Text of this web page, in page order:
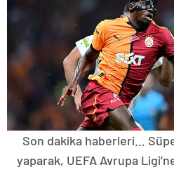
Son dakika haberleri…
yaparak, UEFA Avrupa